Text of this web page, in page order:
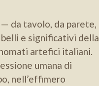
da tavolo, da parete,
e significativi della
artefici italiani.
umana di
nell’effimero